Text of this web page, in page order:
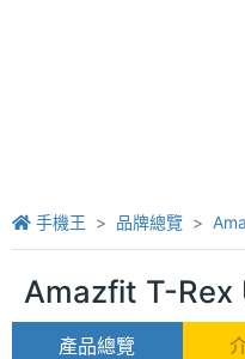
手機王 品牌總覽
Amazfit T-Rex
產品總覽